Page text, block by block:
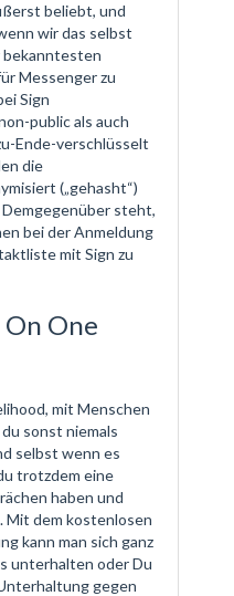
beliebt, und
wir das selbst
bekanntesten
Messenger zu
Sign
public als auch
Ende-verschlüsselt
die
(„gehasht“)
steht,
bei der Anmeldung
mit Sign zu
On One
mit Menschen
sonst niemals
selbst wenn es
trotzdem eine
haben und
Mit dem kostenlosen
kann man sich ganz
unterhalten oder Du
gegen